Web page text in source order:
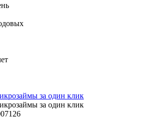
за один клик
за один клик